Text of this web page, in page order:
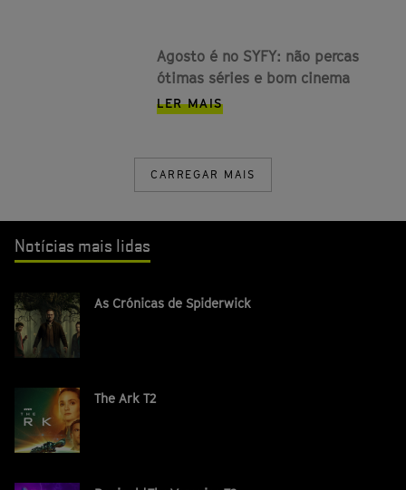
Agosto é no SYFY: não percas
ótimas séries e bom cinema
LER MAIS
CARREGAR MAIS
Notícias mais lidas
As Crónicas de Spiderwick
The Ark T2